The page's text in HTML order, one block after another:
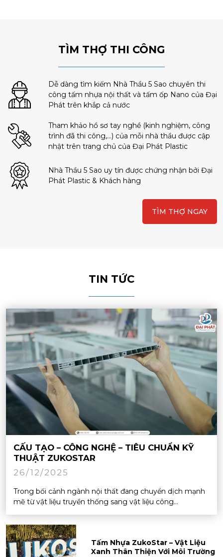
TÌM THỢ THI CÔNG
Dễ dàng tìm kiếm Nhà Thầu 5 Sao chuyên thi
công tấm nhựa nội thất và tấm ốp Nano của Đại
Phát trên khắp cả nước
Tham khảo hồ sơ tay nghề (kinh nghiệm, công
trình đã thi công,...) của mỗi nhà thầu được cập
nhật trên trang chủ của Đại Phát Plastic
Nhà Thầu 5 Sao uy tín được chứng nhận bởi Đại
Phát Plastic & Khách hàng
TÌM THỢ NGAY
TIN TỨC
CẤU TẠO – CÔNG NGHỆ – TIÊU CHUẨN KỸ
THUẬT ZUKOSTAR
26/12/2025
Trong bối cảnh ngành nội thất đang chuyển dịch mạnh
mẽ từ vật liệu truyền thống sang vật liệu công...
Tấm Nhựa ZukoStar – Vật Liệu
Xanh Thân Thiện Với Môi Trường